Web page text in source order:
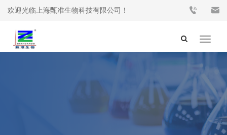
欢迎光临上海甄准生物科技有限公司！
Toggle